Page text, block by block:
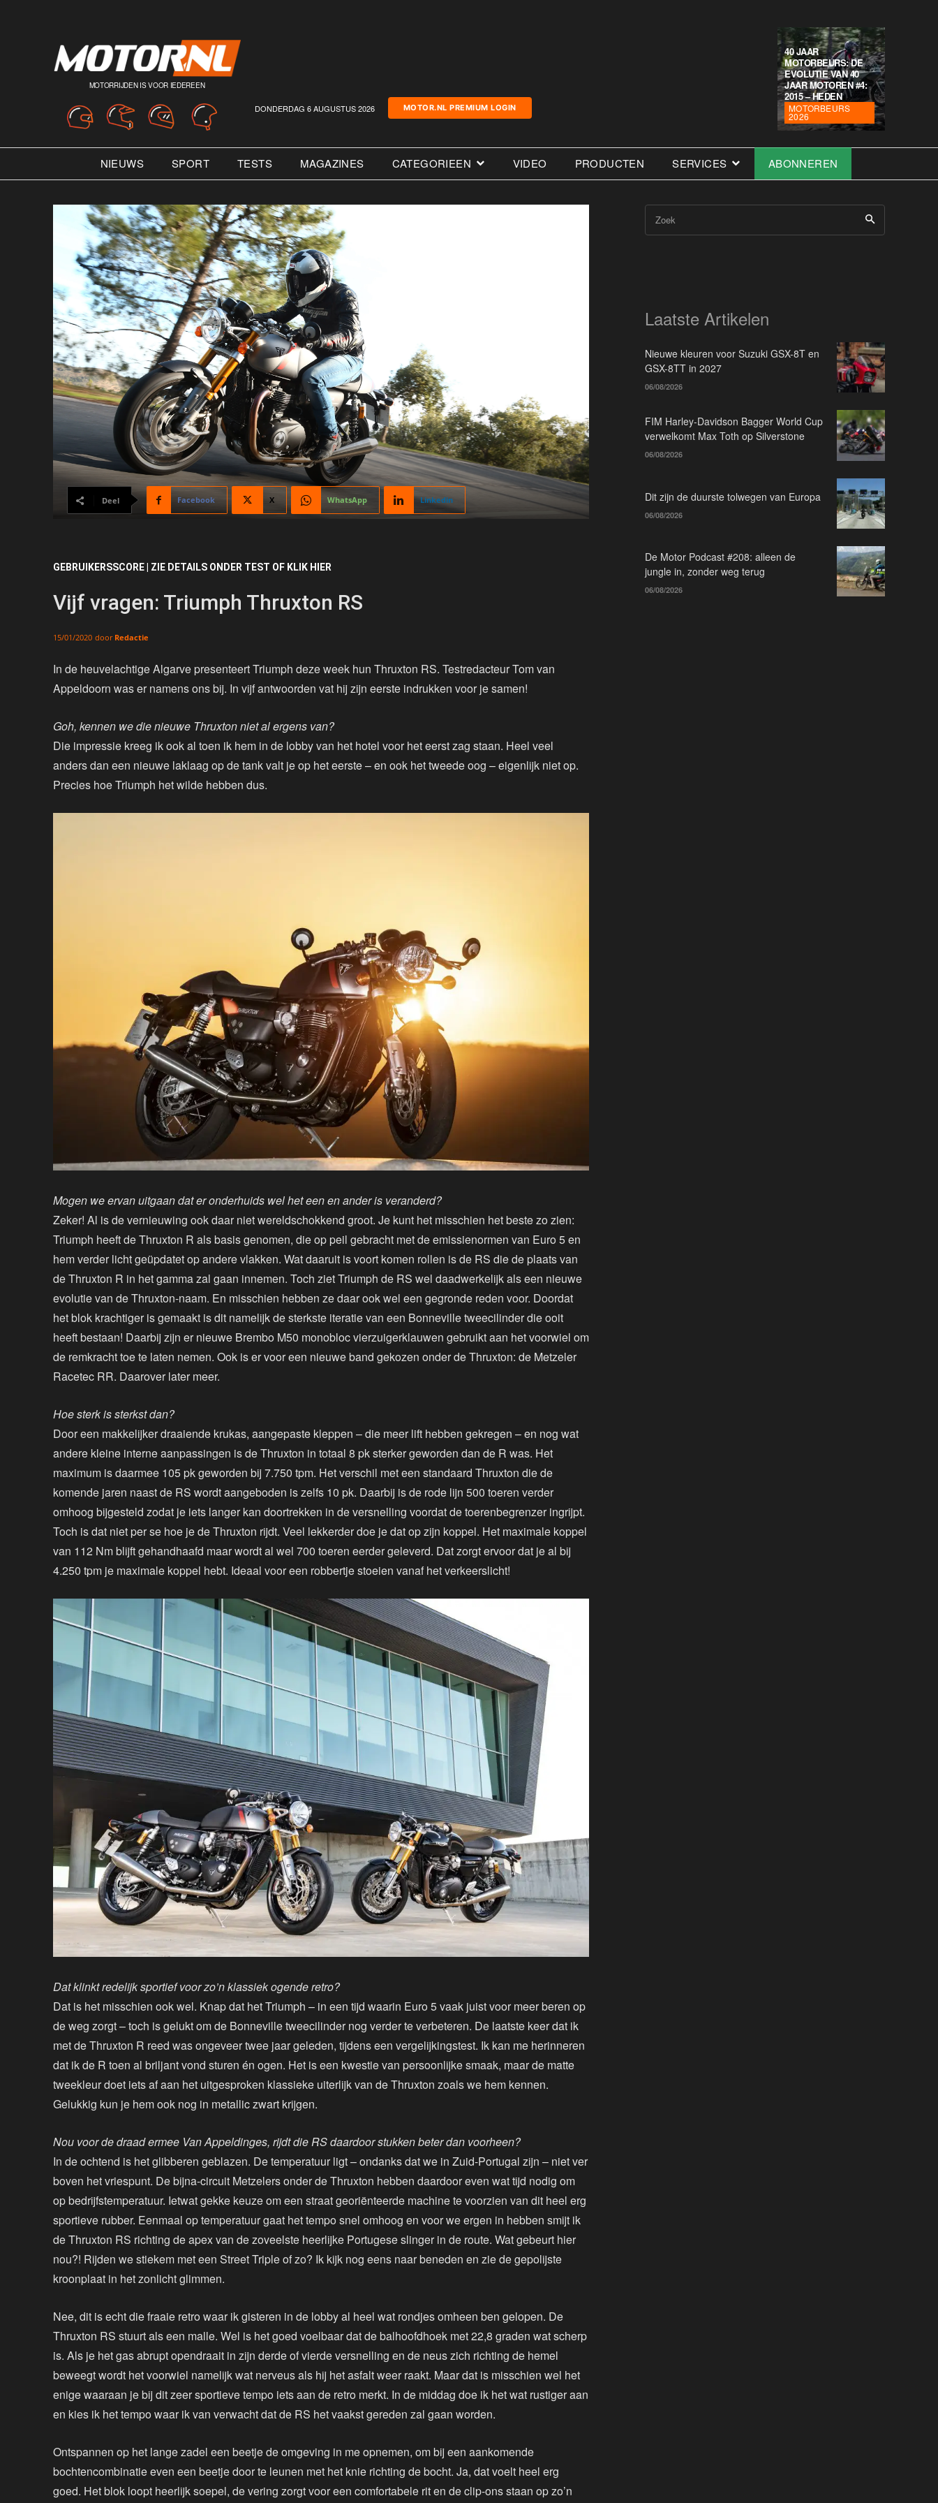
MOTORRIJDEN IS VOOR IEDEREEN
DONDERDAG 6 AUGUSTUS 2026 MOTOR.NL PREMIUM LOGIN
40 JAAR
MOTORBEURS: DE
EVOLUTIE VAN 40
JAAR MOTOREN #4:
2015 – HEDEN
MOTORBEURS
2026
NIEUWS SPORT TESTS MAGAZINES CATEGORIEEN VIDEO PRODUCTEN SERVICES ABONNEREN
Deel Facebook X WhatsApp Linkedin
GEBRUIKERSSCORE | ZIE DETAILS ONDER TEST OF KLIK HIER
Vijf vragen: Triumph Thruxton RS
15/01/2020 door Redactie
In de heuvelachtige Algarve presenteert Triumph deze week hun Thruxton RS. Testredacteur Tom van
Appeldoorn was er namens ons bij. In vijf antwoorden vat hij zijn eerste indrukken voor je samen!
Goh, kennen we die nieuwe Thruxton niet al ergens van?
Die impressie kreeg ik ook al toen ik hem in de lobby van het hotel voor het eerst zag staan. Heel veel
anders dan een nieuwe laklaag op de tank valt je op het eerste – en ook het tweede oog – eigenlijk niet op.
Precies hoe Triumph het wilde hebben dus.
Mogen we ervan uitgaan dat er onderhuids wel het een en ander is veranderd?
Zeker! Al is de vernieuwing ook daar niet wereldschokkend groot. Je kunt het misschien het beste zo zien:
Triumph heeft de Thruxton R als basis genomen, die op peil gebracht met de emissienormen van Euro 5 en
hem verder licht geüpdatet op andere vlakken. Wat daaruit is voort komen rollen is de RS die de plaats van
de Thruxton R in het gamma zal gaan innemen. Toch ziet Triumph de RS wel daadwerkelijk als een nieuwe
evolutie van de Thruxton-naam. En misschien hebben ze daar ook wel een gegronde reden voor. Doordat
het blok krachtiger is gemaakt is dit namelijk de sterkste iteratie van een Bonneville tweecilinder die ooit
heeft bestaan! Daarbij zijn er nieuwe Brembo M50 monobloc vierzuigerklauwen gebruikt aan het voorwiel om
de remkracht toe te laten nemen. Ook is er voor een nieuwe band gekozen onder de Thruxton: de Metzeler
Racetec RR. Daarover later meer.
Hoe sterk is sterkst dan?
Door een makkelijker draaiende krukas, aangepaste kleppen – die meer lift hebben gekregen – en nog wat
andere kleine interne aanpassingen is de Thruxton in totaal 8 pk sterker geworden dan de R was. Het
maximum is daarmee 105 pk geworden bij 7.750 tpm. Het verschil met een standaard Thruxton die de
komende jaren naast de RS wordt aangeboden is zelfs 10 pk. Daarbij is de rode lijn 500 toeren verder
omhoog bijgesteld zodat je iets langer kan doortrekken in de versnelling voordat de toerenbegrenzer ingrijpt.
Toch is dat niet per se hoe je de Thruxton rijdt. Veel lekkerder doe je dat op zijn koppel. Het maximale koppel
van 112 Nm blijft gehandhaafd maar wordt al wel 700 toeren eerder geleverd. Dat zorgt ervoor dat je al bij
4.250 tpm je maximale koppel hebt. Ideaal voor een robbertje stoeien vanaf het verkeerslicht!
Dat klinkt redelijk sportief voor zo’n klassiek ogende retro?
Dat is het misschien ook wel. Knap dat het Triumph – in een tijd waarin Euro 5 vaak juist voor meer beren op
de weg zorgt – toch is gelukt om de Bonneville tweecilinder nog verder te verbeteren. De laatste keer dat ik
met de Thruxton R reed was ongeveer twee jaar geleden, tijdens een vergelijkingstest. Ik kan me herinneren
dat ik de R toen al briljant vond sturen én ogen. Het is een kwestie van persoonlijke smaak, maar de matte
tweekleur doet iets af aan het uitgesproken klassieke uiterlijk van de Thruxton zoals we hem kennen.
Gelukkig kun je hem ook nog in metallic zwart krijgen.
Nou voor de draad ermee Van Appeldinges, rijdt die RS daardoor stukken beter dan voorheen?
In de ochtend is het glibberen geblazen. De temperatuur ligt – ondanks dat we in Zuid-Portugal zijn – niet ver
boven het vriespunt. De bijna-circuit Metzelers onder de Thruxton hebben daardoor even wat tijd nodig om
op bedrijfstemperatuur. Ietwat gekke keuze om een straat georiënteerde machine te voorzien van dit heel erg
sportieve rubber. Eenmaal op temperatuur gaat het tempo snel omhoog en voor we ergen in hebben smijt ik
de Thruxton RS richting de apex van de zoveelste heerlijke Portugese slinger in de route. Wat gebeurt hier
nou?! Rijden we stiekem met een Street Triple of zo? Ik kijk nog eens naar beneden en zie de gepolijste
kroonplaat in het zonlicht glimmen.
Nee, dit is echt die fraaie retro waar ik gisteren in de lobby al heel wat rondjes omheen ben gelopen. De
Thruxton RS stuurt als een malle. Wel is het goed voelbaar dat de balhoofdhoek met 22,8 graden wat scherp
is. Als je het gas abrupt opendraait in zijn derde of vierde versnelling en de neus zich richting de hemel
beweegt wordt het voorwiel namelijk wat nerveus als hij het asfalt weer raakt. Maar dat is misschien wel het
enige waaraan je bij dit zeer sportieve tempo iets aan de retro merkt. In de middag doe ik het wat rustiger aan
en kies ik het tempo waar ik van verwacht dat de RS het vaakst gereden zal gaan worden.
Ontspannen op het lange zadel een beetje de omgeving in me opnemen, om bij een aankomende
bochtencombinatie even een beetje door te leunen met het knie richting de bocht. Ja, dat voelt heel erg
goed. Het blok loopt heerlijk soepel, de vering zorgt voor een comfortabele rit en de clip-ons staan op zo’n
Zoek
Laatste Artikelen
Nieuwe kleuren voor Suzuki GSX-8T en
GSX-8TT in 2027
06/08/2026
FIM Harley-Davidson Bagger World Cup
verwelkomt Max Toth op Silverstone
06/08/2026
Dit zijn de duurste tolwegen van Europa
06/08/2026
De Motor Podcast #208: alleen de
jungle in, zonder weg terug
06/08/2026